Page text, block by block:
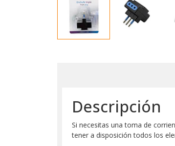
Descripción
Si necesitas una toma de
tener a disposición todos los